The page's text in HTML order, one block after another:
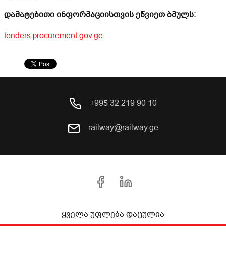
დამატებითი ინფორმაციისთვის ეწვიეთ ბმულს:
tenders.procurement.gov.ge
+995 32 219 90 10
railway@railway.ge
ყველა უფლება დაცულია